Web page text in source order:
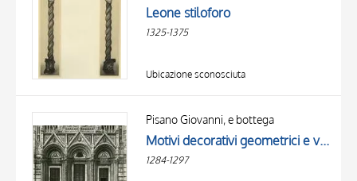
Leone stiloforo
1325-1375
Ubicazione sconosciuta
Pisano Giovanni, e bottega
Motivi decorativi geometrici e vegetali, Leone stiloforo
1284-1297